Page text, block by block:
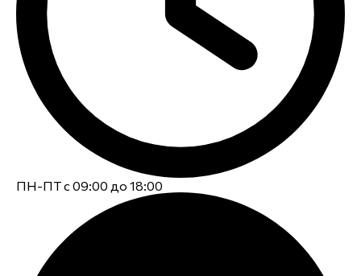
ПН-ПТ с 09:00 до 18:00